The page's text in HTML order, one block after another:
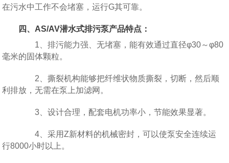
在污水中工作不会堵塞，运行G其可靠。
四、AS/AV潜水式排污泵产品特点：
1、排污能力强、无堵塞，能有效通过直径φ30～φ80
毫米的固体颗粒。
2、撕裂机构能够把纤维状物质撕裂，切断，然后顺
利排放，无需在泵上加滤网。
3、设计合理，配套电机功率小，节能效果显著。
4、采用Z新材料的机械密封，可以使泵安全连续运
行8000小时以上。